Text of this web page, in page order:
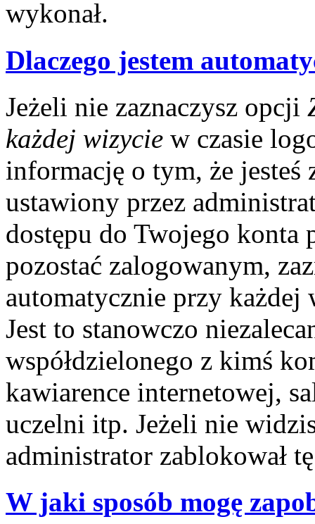
wykonał.
Dlaczego jestem
Jeżeli nie zaznaczysz opcji
każdej wizycie w czasie
informację o tym, że
ustawiony przez
dostępu do Twojego konta
pozostać zalogowanym,
automatycznie przy każdej
Jest to stanowczo
współdzielonego z kimś
kawiarence internetowej,
uczelni itp. Jeżeli nie
administrator zablokował
W jaki sposób mogę